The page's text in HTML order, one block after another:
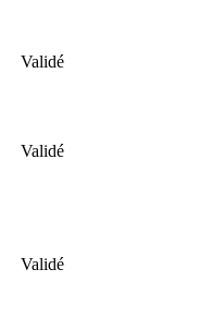
Validé
Validé
Validé